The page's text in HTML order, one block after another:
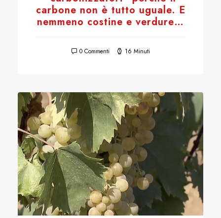
carbone non è tutto uguale. E
nemmeno costine e verdure…
0 Commenti 16 Minuti